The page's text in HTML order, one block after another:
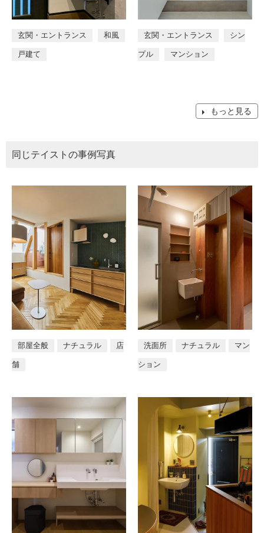
玄関・エントランス 和風
戸建て
玄関・エントランス シン
プル マンション
もっと見る
同じテイストの事例写真
部屋全般 ナチュラル 店
舗
洗面所 ナチュラル マン
ション